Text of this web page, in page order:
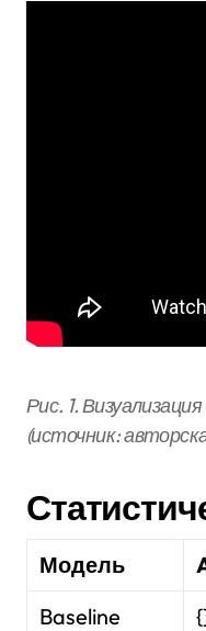
Рис. 1.
(источник:
Модель
Baseline